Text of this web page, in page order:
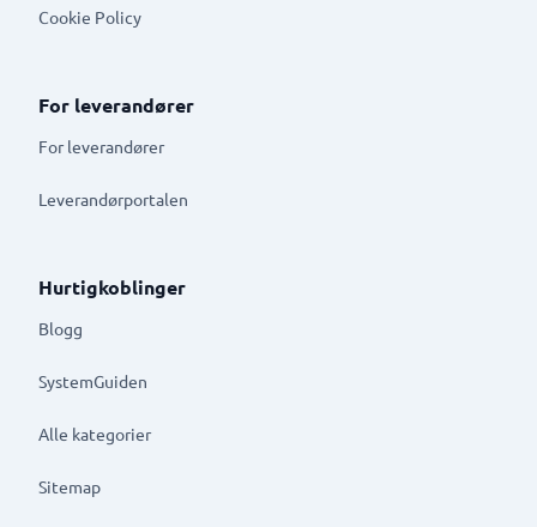
Cookie Policy
For leverandører
For leverandører
Leverandørportalen
Hurtigkoblinger
Blogg
SystemGuiden
Alle kategorier
Sitemap